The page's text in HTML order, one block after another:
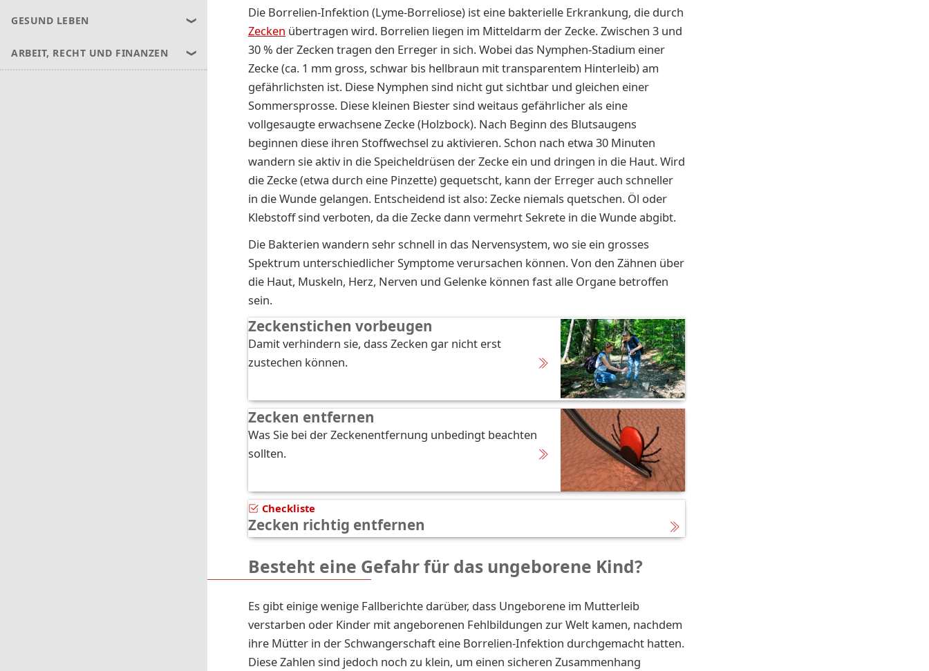
GESUND LEBEN
ARBEIT, RECHT UND FINANZEN
Die Borrelien-Infektion (Lyme-Borreliose) ist eine bakterielle Erkrankung, die durch
Zecken übertragen wird. Borrelien liegen im Mitteldarm der Zecke. Zwischen 3 und
30 % der Zecken tragen den Erreger in sich. Wobei das Nymphen-Stadium einer
Zecke (ca. 1 mm gross, schwar bis hellbraun mit transparentem Hinterleib) am
gefährlichsten ist. Diese Nymphen sind nicht gut sichtbar und gleichen einer
Sommersprosse. Diese kleinen Biester sind weitaus gefährlicher als eine
vollgesaugte erwachsene Zecke (Holzbock). Nach Beginn des Blutsaugens
beginnen diese ihren Stoffwechsel zu aktivieren. Schon nach etwa 30 Minuten
wandern sie aktiv in die Speicheldrüsen der Zecke ein und dringen in die Haut. Wird
die Zecke (etwa durch eine Pinzette) gequetscht, kann der Erreger auch schneller
in die Wunde gelangen. Entscheidend ist also: Zecke niemals quetschen. Öl oder
Klebstoff sind verboten, da die Zecke dann vermehrt Sekrete in die Wunde abgibt.
Die Bakterien wandern sehr schnell in das Nervensystem, wo sie ein grosses
Spektrum unterschiedlicher Symptome verursachen können. Von den Zähnen über
die Haut, Muskeln, Herz, Nerven und Gelenke können fast alle Organe betroffen
sein.
Zeckenstichen vorbeugen
Damit verhindern sie, dass Zecken gar nicht erst
zustechen können.
Zecken entfernen
Was Sie bei der Zeckenentfernung unbedingt beachten
sollten.
Checkliste
Zecken richtig entfernen
Besteht eine Gefahr für das ungeborene Kind?
Es gibt einige wenige Fallberichte darüber, dass Ungeborene im Mutterleib
verstarben oder Kinder mit angeborenen Fehlbildungen zur Welt kamen, nachdem
ihre Mütter in der Schwangerschaft eine Borrelien-Infektion durchgemacht hatten.
Diese Zahlen sind jedoch noch zu klein, um einen sicheren Zusammenhang